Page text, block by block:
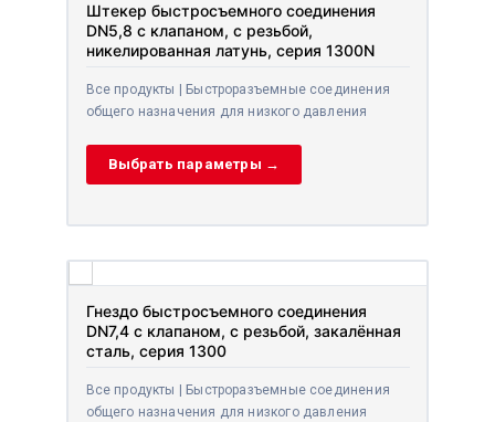
Штекер быстросъемного соединения
DN5,8 с клапаном, с резьбой,
никелированная латунь, серия 1300N
Все продукты | Быстроразъемные соединения
общего назначения для низкого давления
Выбрать параметры →
Гнездо быстросъемного соединения
DN7,4 с клапаном, с резьбой, закалённая
сталь, серия 1300
Все продукты | Быстроразъемные соединения
общего назначения для низкого давления